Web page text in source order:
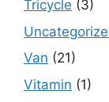
Tricycle (3)
Van (21)
Vitamin (1)